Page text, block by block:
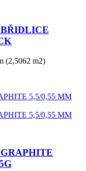
(2,5062 m2)